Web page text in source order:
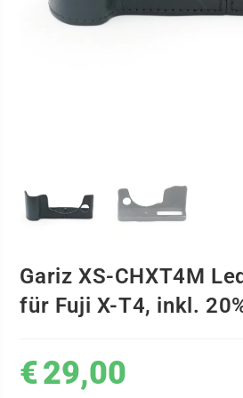
Gariz XS-CHXT4M
für Fuji X-T4, inkl.
€29,00